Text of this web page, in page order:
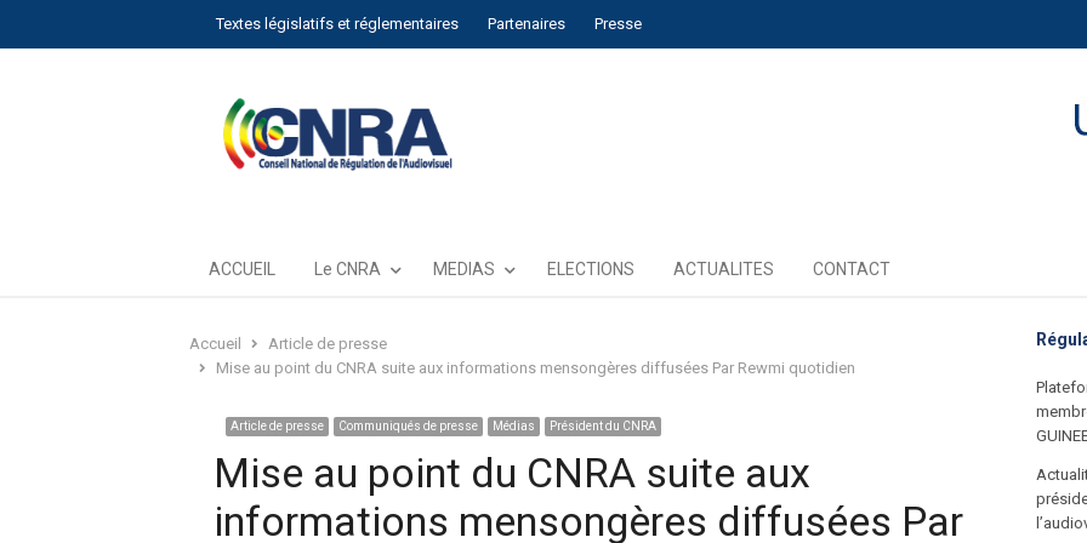
Textes législatifs et réglementaires Partenaires Presse
ACCUEIL Le CNRA MEDIAS ELECTIONS ACTUALITES CONTACT
Accueil
Article de presse
Mise au point du CNRA suite aux informations mensongères diffusées Par Rewmi quotidien
Article de presse Communiqués de presse Médias Président du CNRA
Mise au point du CNRA suite aux
informations mensongères diffusées Par